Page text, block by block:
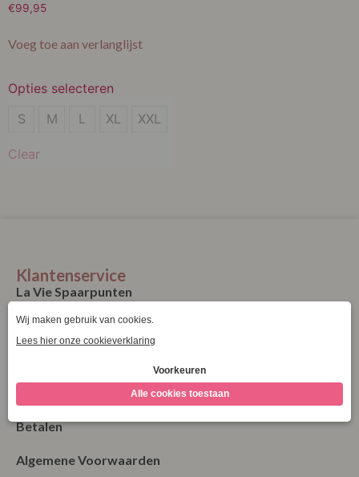
€99,95
Voeg toe aan verlanglijst
Opties selecteren
M
L
S M L XL XXL
Clear
Klantenservice
La Vie Spaarpunten
Verzending & Levering
Betalen
Algemene Voorwaarden